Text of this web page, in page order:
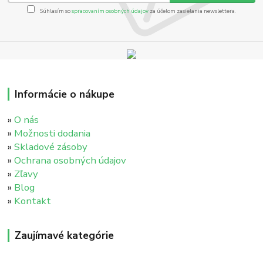
Súhlasím sospracovaním osobných údajov za účelom zasielania newslettera.
Informácie o nákupe
»O nás
» Možnosti dodania
»Skladové zásoby
»Ochrana osobných údajov
» Zľavy
» Blog
» Kontakt
Zaujímavé kategórie